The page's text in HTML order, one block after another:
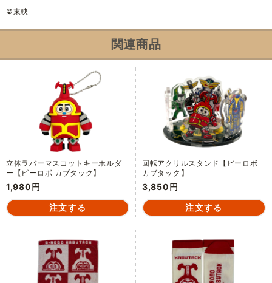
©東映
関連商品
立体ラバーマスコットキーホルダ
ー【ビーロボ カブタック】
1,980円
回転アクリルスタンド【ビーロボ
カブタック】
3,850円